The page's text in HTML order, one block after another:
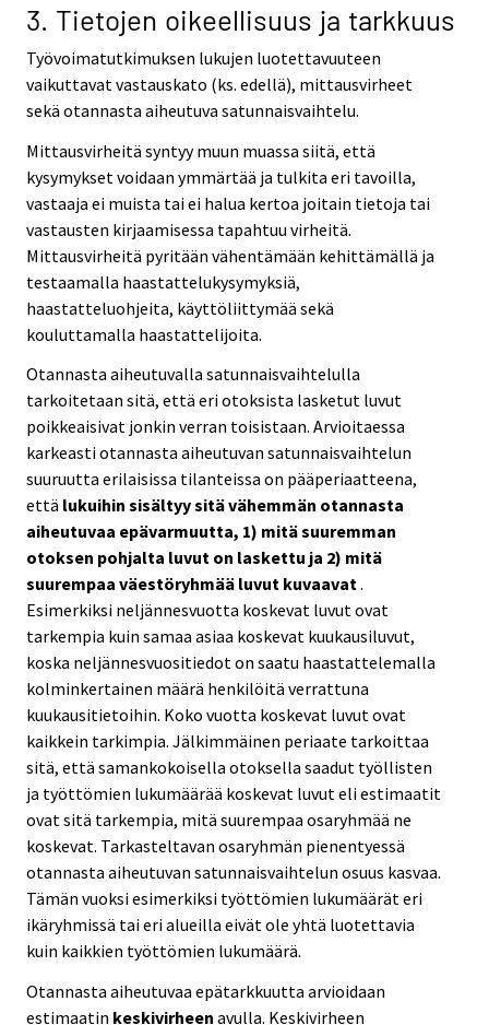
3. Tietojen oikeellisuus ja tarkkuus
Työvoimatutkimuksen lukujen luotettavuuteen
vaikuttavat vastauskato (ks. edellä), mittausvirheet
sekä otannasta aiheutuva satunnaisvaihtelu.
Mittausvirheitä syntyy muun muassa siitä, että
kysymykset voidaan ymmärtää ja tulkita eri tavoilla,
vastaaja ei muista tai ei halua kertoa joitain tietoja tai
vastausten kirjaamisessa tapahtuu virheitä.
Mittausvirheitä pyritään vähentämään kehittämällä ja
testaamalla haastattelukysymyksiä,
haastatteluohjeita, käyttöliittymää sekä
kouluttamalla haastattelijoita.
Otannasta aiheutuvalla satunnaisvaihtelulla
tarkoitetaan sitä, että eri otoksista lasketut luvut
poikkeaisivat jonkin verran toisistaan. Arvioitaessa
karkeasti otannasta aiheutuvan satunnaisvaihtelun
suuruutta erilaisissa tilanteissa on pääperiaatteena,
että lukuihin sisältyy sitä vähemmän otannasta
aiheutuvaa epävarmuutta, 1) mitä suuremman
otoksen pohjalta luvut on laskettu ja 2) mitä
suurempaa väestöryhmää luvut kuvaavat.
Esimerkiksi neljännesvuotta koskevat luvut ovat
tarkempia kuin samaa asiaa koskevat kuukausiluvut,
koska neljännesvuositiedot on saatu haastattelemalla
kolminkertainen määrä henkilöitä verrattuna
kuukausitietoihin. Koko vuotta koskevat luvut ovat
kaikkein tarkimpia. Jälkimmäinen periaate tarkoittaa
sitä, että samankokoisella otoksella saadut työllisten
ja työttömien lukumäärää koskevat luvut eli estimaatit
ovat sitä tarkempia, mitä suurempaa osaryhmää ne
koskevat. Tarkasteltavan osaryhmän pienentyessä
otannasta aiheutuvan satunnaisvaihtelun osuus kasvaa.
Tämän vuoksi esimerkiksi työttömien lukumäärät eri
ikäryhmissä tai eri alueilla eivät ole yhtä luotettavia
kuin kaikkien työttömien lukumäärä.
Otannasta aiheutuvaa epätarkkuutta arvioidaan
estimaatin keskivirheen avulla. Keskivirheen